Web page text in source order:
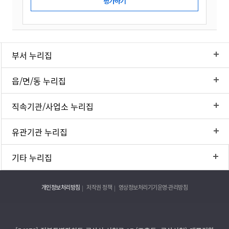
부서 누리집
읍/면/동 누리집
직속기관/사업소 누리집
유관기관 누리집
기타 누리집
개인정보처리방침 저작권 정책 영상정보처리기기운영·관리방침